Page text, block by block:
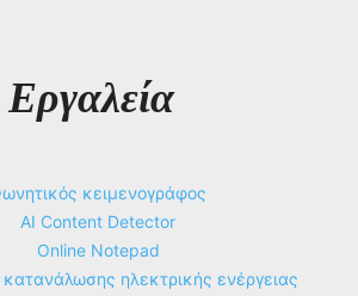
Εργαλεία
κειμενογράφος
AI Content Detector
Online Notepad
ηλεκτρικής ενέργειας